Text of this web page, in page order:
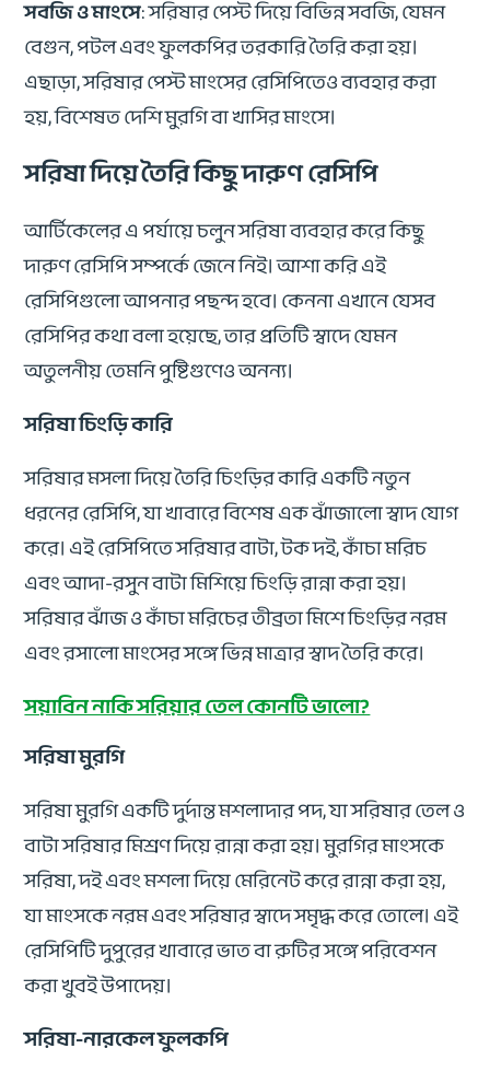
সবজি ও মাংসে: সরিষার পেস্ট দিয়ে বিভিন্ন সবজি, যেমন
বেগুন, পটল এবং ফুলকপির তরকারি তৈরি করা হয়।
এছাড়া, সরিষার পেস্ট মাংসের রেসিপিতেও ব্যবহার করা
হয়, বিশেষত দেশি মুরগি বা খাসির মাংসে।
সরিষা দিয়ে তৈরি কিছু দারুণ রেসিপি
আর্টিকেলের এ পর্যায়ে চলুন সরিষা ব্যবহার করে কিছু
দারুণ রেসিপি সম্পর্কে জেনে নিই। আশা করি এই
রেসিপিগুলো আপনার পছন্দ হবে। কেননা এখানে যেসব
রেসিপির কথা বলা হয়েছে, তার প্রতিটি স্বাদে যেমন
অতুলনীয় তেমনি পুষ্টিগুণেও অনন্য।
সরিষা চিংড়ি কারি
সরিষার মসলা দিয়ে তৈরি চিংড়ির কারি একটি নতুন
ধরনের রেসিপি, যা খাবারে বিশেষ এক ঝাঁজালো স্বাদ যোগ
করে। এই রেসিপিতে সরিষার বাটা, টক দই, কাঁচা মরিচ
এবং আদা-রসুন বাটা মিশিয়ে চিংড়ি রান্না করা হয়।
সরিষার ঝাঁজ ও কাঁচা মরিচের তীব্রতা মিশে চিংড়ির নরম
এবং রসালো মাংসের সঙ্গে ভিন্ন মাত্রার স্বাদ তৈরি করে।
সয়াবিন নাকি সরিয়ার তেল কোনটি ভালো?
সরিষা মুরগি
সরিষা মুরগি একটি দুর্দান্ত মশলাদার পদ, যা সরিষার তেল ও
বাটা সরিষার মিশ্রণ দিয়ে রান্না করা হয়। মুরগির মাংসকে
সরিষা, দই এবং মশলা দিয়ে মেরিনেট করে রান্না করা হয়,
যা মাংসকে নরম এবং সরিষার স্বাদে সমৃদ্ধ করে তোলে। এই
রেসিপিটি দুপুরের খাবারে ভাত বা রুটির সঙ্গে পরিবেশন
করা খুবই উপাদেয়।
সরিষা-নারকেল ফুলকপি